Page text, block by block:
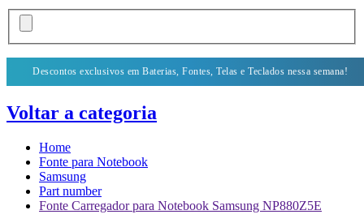
Descontos exclusivos em Baterias, Fontes, Telas e Teclados nessa semana!
Voltar a categoria
Home
Fonte para Notebook
Samsung
Part number
Fonte Carregador para Notebook Samsung NP880Z5E